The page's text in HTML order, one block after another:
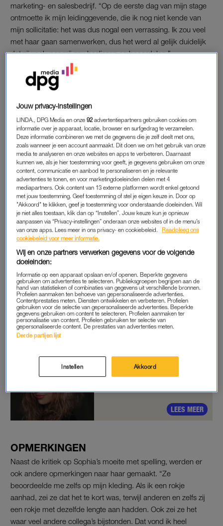
marketing- en salesbedrijf. “Op de eerste dag van mijn stage
ontmoette ik mijn leidinggevende, die ik nog niet kende van
mijn sollicitatie: het was dus nogal een verrassing. Ik zou veel
met haar gaan samenwerken, dus het werd al gelijk duidelijk
dat zij veel voor mij zou beslissen en beoordelen.”
“Op het eerste gezicht leek ze heel aardig, maar toen het echt
op werken aankwam zag ik bij haar al snel frustratie. Ik moest
zag ik gelijk al dat ze teleurgesteld over mij was.”
DYSLEXIE
Sophia vond de manier van werken van haar leidinggevende
totaal niet fijn: “Ze keek vaak naar me – wanneer ik iets
aanleverde – met het gevoel van: nu al klaar mee? Of: is dit
het? Daar kon ik nog mee omgaan, maar later begon het echt
vervelend te worden. Ze attendeerde me vaak op
spellingsfouten. Wat ik snap, maar ik heb dyslexie, wat ik ook
heel duidelijk bij mijn sollicitatie heb aangegeven.
“Toch werd ze enorm pissig als ze zag dat ik een spelfout
maakte, vooral omdat zij voor mijn opdrachten
verantwoordelijk was. Ze zei weleens: ‘Doe je dit soms
expres?’. Ik gaf dan aan dat ik het het gewoon niet zag en het
echt niet mijn bedoeling was. Toch stuurde ze het gelijk naar
me terug en zei dat ik maar moest kijken hoe ik dit ging
oplossen. Dat is bijna onmogelijk om te vragen van iemand
met dyslexie.”
Michelle (20) werd gepest op
LEES MEER
OPMERKINGEN
Naast de kritiek op Sophia’s moeite met spelling, werden er
ook andere opmerkingen naar haar gemaakt. “Ze
beoordeelde me zelfs op mijn kleding. Als ik een rokje
aanhad, zei ze dat het te kort was, terwijl anderen en zelfs zij
een rokje met dezelfde lengte aan hadden. Ook zei ze het
waar veel andere collega’s bijstonden. Dat vond ik heel
Jouw privacy-instellingen
LINDA., DPG Media en onze92 advertentiepartners gebruiken cookies om
informatie over je apparaat, locatie, browser en surfgedrag te verzamelen.
Deze informatie combineren we met de gegevens die je zelf deelt met ons,
zoals wanneer je een account aanmaakt. Dit doen we om het gebruik van onze
media te analyseren en onze websites en apps te verbeteren. Daarnaast
kunnen we, als je hier toestemming voor geeft, je gegevens gebruiken om onze
content, communicatie en aanbod te personaliseren en je relevante
advertenties te tonen, en voor marketingdoeleinden delen met 4
mediapartners. Ook content van 13 externe platformen wordt enkel getoond
met jouw toestemming. Geef toestemming of stel je eigen keuze in. Door op
"Akkoord" te klikken, geef je toestemming voor onderstaande doeleinden. Wil
je niet alles toestaan, klik dan op “Instellen”. Jouw keuze kun je opnieuw
aanpassen via “Privacy-instellingen” onderaan onze websites of in de menu’s
van onze apps. Lees meer in ons privacy- en cookiebeleid.
Raadpleeg ons
cookiebeleid voor meer informatie.
Wij en onze partners verwerken gegevens voor de volgende
doeleinden:
Informatie op een apparaat opslaan en/of openen. Beperkte gegevens
gebruiken om advertenties te selecteren. Publieksgroepen begrijpen aan de
hand van statistieken of combinaties van gegevens uit verschillende bronnen.
Profielen aanmaken ten behoeve van gepersonaliseerde advertenties.
Contentprestaties meten. Diensten ontwikkelen en verbeteren. Profielen
gebruiken voor de selectie van gepersonaliseerde advertenties. Beperkte
gegevens gebruiken om content te selecteren. Profielen aanmaken ter
personalisatie van content. Profielen gebruiken ter selectie van
gepersonaliseerde content. De prestaties van advertenties meten.
Derde partijen lijst
Instellen Akkoord